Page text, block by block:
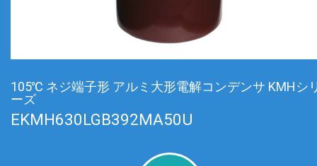
105℃ ネジ端子形 アルミ大形電解コンデンサ KMHシ
ーズ
EKMH630LGB392MA50U